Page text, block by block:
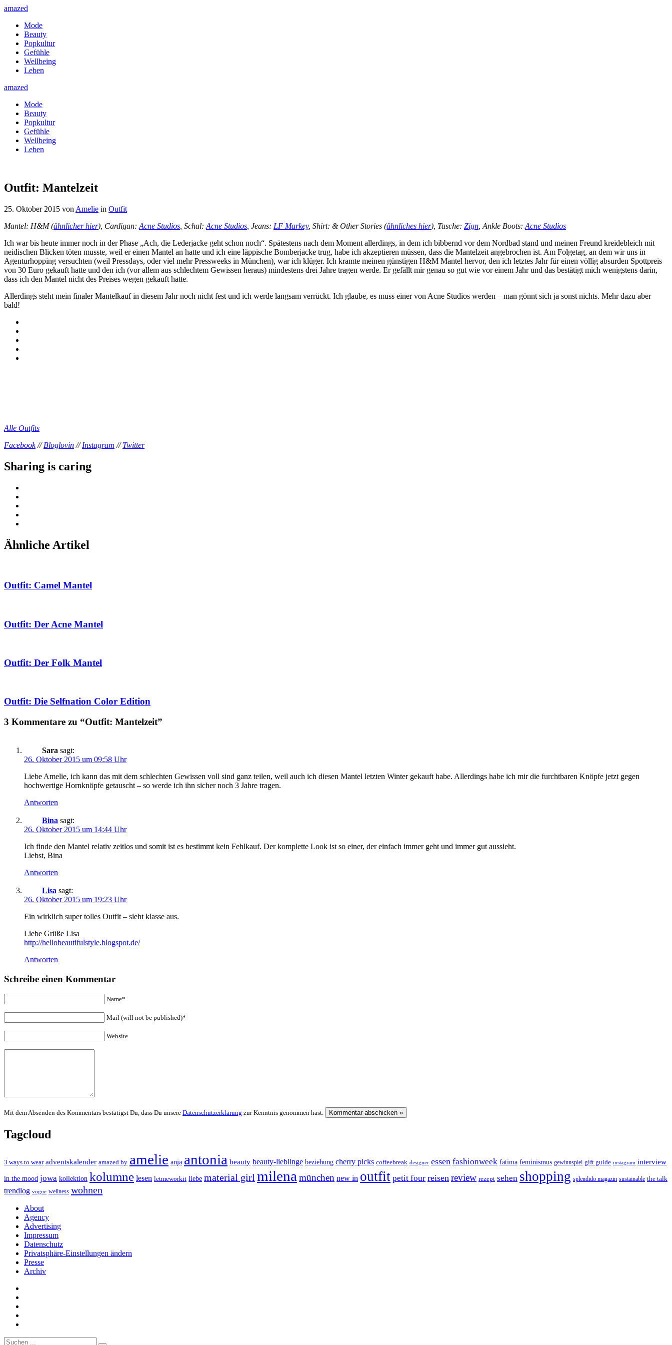
amazed
Mode
Beauty
Popkultur
Gefühle
Wellbeing
Leben
amazed
Mode
Beauty
Popkultur
Gefühle
Wellbeing
Leben
Outfit: Mantelzeit
25. Oktober 2015 von Amelie in Outfit
Mantel: H&M (ähnlicher hier), Cardigan: Acne Studios , Schal: Acne Studios , Jeans: LF Markey, Shirt: & Other Stories (ähnliches hier), Tasche: Zign , Ankle Boots: Acne Studios
Ich war bis heute immer noch in der Phase „Ach, die Lederjacke geht schon noch“. Spätestens nach dem Moment allerdings, in dem ich bibbernd vor dem Nordbad stand und meinen Freund kreidebleich mit
neidischen Blicken töten musste, weil er einen Mantel an hatte und ich eine läppische Bomberjacke trug, habe ich akzeptieren müssen, dass die Mantelzeit angebrochen ist. Am Folgetag, an dem wir uns in
Agenturhopping versuchten (weil Pressdays, oder viel mehr Pressweeks in München), war ich klüger. Ich kramte meinen günstigen H&M Mantel hervor, den ich letztes Jahr für einen völlig absurden Spottpreis
von 30 Euro gekauft hatte und den ich (vor allem aus schlechtem Gewissen heraus) mindestens drei Jahre tragen werde. Er gefällt mir genau so gut wie vor einem Jahr und das bestätigt mich wenigstens darin,
dass ich den Mantel nicht des Preises wegen gekauft hatte.
Allerdings steht mein finaler Mantelkauf in diesem Jahr noch nicht fest und ich werde langsam verrückt. Ich glaube, es muss einer von Acne Studios werden – man gönnt sich ja sonst nichts. Mehr dazu aber
bald!
Alle Outfits
Facebook//Bloglovin //Instagram //Twitter
Sharing is caring
Ähnliche Artikel
Outfit: Camel Mantel
Outfit: Der Acne Mantel
Outfit: Der Folk Mantel
Outfit: Die Selfnation Color Edition
3 Kommentare zu “Outfit: Mantelzeit”
Sara sagt:
26. Oktober 2015 um 09:58 Uhr
Liebe Amelie, ich kann das mit dem schlechten Gewissen voll sind ganz teilen, weil auch ich diesen Mantel letzten Winter gekauft habe. Allerdings habe ich mir die furchtbaren Knöpfe jetzt gegen
hochwertige Hornknöpfe getauscht – so werde ich ihn sicher noch 3 Jahre tragen.
Antworten
Bina sagt:
26. Oktober 2015 um 14:44 Uhr
Ich finde den Mantel relativ zeitlos und somit ist es bestimmt kein Fehlkauf. Der komplette Look ist so einer, der einfach immer geht und immer gut aussieht.
Liebst, Bina
Antworten
Lisa sagt:
26. Oktober 2015 um 19:23 Uhr
Ein wirklich super tolles Outfit – sieht klasse aus.
Liebe Grüße Lisa
http://hellobeautifulstyle.blogspot.de/
Antworten
Schreibe einen Kommentar
Name*
Mail (will not be published)*
Website
Mit dem Absenden des Kommentars bestätigst Du, dass Du unsere Datenschutzerklärung zur Kenntnis genommen hast.
Tagcloud
3 ways to wear adventskalender amazed by amelie anja antonia beauty beauty-lieblinge beziehung cherry picks coffeebreak designer essen fashionweek fatima feminismus gewinnspiel gift guide instagram interview
in the mood jowa kollektion kolumne lesen letmeworkit liebe material girl milena münchen new in outfit petit four reisen review rezept sehen shopping splendido magazin sustainable the talk
trendlog vogue wellness wohnen
About
Agency
Advertising
Impressum
Datenschutz
Privatsphäre-Einstellungen ändern
Presse
Archiv